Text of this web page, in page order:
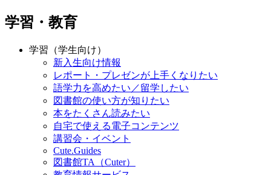
学習・教育
学習（学生向け）
新入生向け情報
レポート・プレゼンが上手くなりたい
語学力を高めたい／留学したい
図書館の使い方が知りたい
本をたくさん読みたい
自宅で使える電子コンテンツ
講習会・イベント
Cute.Guides
図書館TA（Cuter）